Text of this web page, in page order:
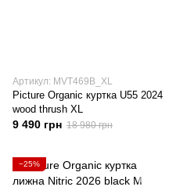
Артикул: MVT469B_XL
Picture Organic куртка U55 2024
wood thrush XL
9 490 грн 18 980 грн
−25%